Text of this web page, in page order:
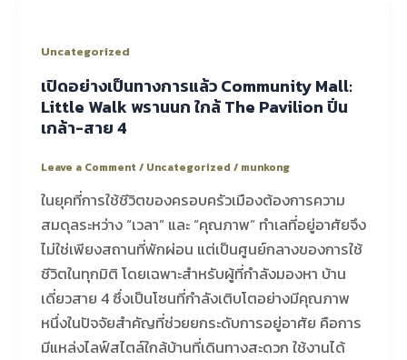
Uncategorized
เปิดอย่างเป็นทางการแล้ว Community Mall:
Little Walk พรานนก ใกล้ The Pavilion ปิ่น
เกล้า-สาย 4
Leave a Comment/ Uncategorized / munkong
ในยุคที่การใช้ชีวิตของครอบครัวเมืองต้องการความ
สมดุลระหว่าง “เวลา” และ “คุณภาพ” ทำเลที่อยู่อาศัยจึง
ไม่ใช่เพียงสถานที่พักผ่อน แต่เป็นศูนย์กลางของการใช้
ชีวิตในทุกมิติ โดยเฉพาะสำหรับผู้ที่กำลังมองหา บ้าน
เดี่ยวสาย 4 ซึ่งเป็นโซนที่กำลังเติบโตอย่างมีคุณภาพ
หนึ่งในปัจจัยสำคัญที่ช่วยยกระดับการอยู่อาศัย คือการ
มีแหล่งไลฟ์สไตล์ใกล้บ้านที่เดินทางสะดวก ใช้งานได้